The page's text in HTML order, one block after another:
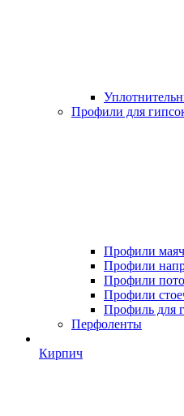
Профили для
Профили
Профили
Профили
Профили
Профиль для
Перфоленты
Кирпич